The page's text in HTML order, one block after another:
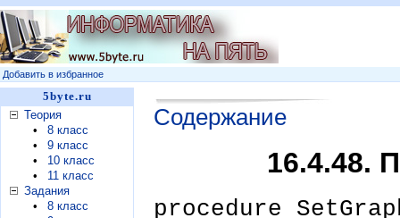
Добавить в избранное
5byte.ru
Теория
•
8 класс
•
9 класс
•
10 класс
•
11 класс
Задания
•
8 класс
Содержание
16.4.48.
procedure